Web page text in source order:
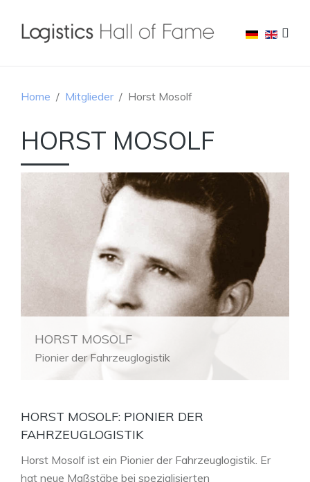
Home Mitglieder Horst Mosolf
HORST MOSOLF
HORST MOSOLF
Pionier der Fahrzeuglogistik
HORST MOSOLF: PIONIER DER
FAHRZEUGLOGISTIK
Horst Mosolf ist ein Pionier der Fahrzeuglogistik. Er
hat neue Maßstäbe bei spezialisierten